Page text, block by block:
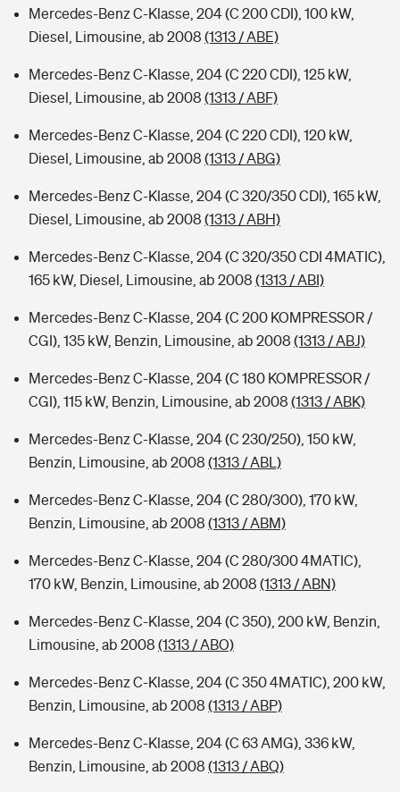
Mercedes-Benz C-Klasse, 204 (C 200 CDI), 100 kW,
Diesel, Limousine, ab 2008 (1313 / ABE)
Mercedes-Benz C-Klasse, 204 (C 220 CDI), 125 kW,
Diesel, Limousine, ab 2008 (1313 / ABF)
Mercedes-Benz C-Klasse, 204 (C 220 CDI), 120 kW,
Diesel, Limousine, ab 2008 (1313 / ABG)
Mercedes-Benz C-Klasse, 204 (C 320/350 CDI), 165 kW,
Diesel, Limousine, ab 2008 (1313 / ABH)
Mercedes-Benz C-Klasse, 204 (C 320/350 CDI 4MATIC),
165 kW, Diesel, Limousine, ab 2008 (1313 / ABI)
Mercedes-Benz C-Klasse, 204 (C 200 KOMPRESSOR /
CGI), 135 kW, Benzin, Limousine, ab 2008 (1313 / ABJ)
Mercedes-Benz C-Klasse, 204 (C 180 KOMPRESSOR /
CGI), 115 kW, Benzin, Limousine, ab 2008 (1313 / ABK)
Mercedes-Benz C-Klasse, 204 (C 230/250), 150 kW,
Benzin, Limousine, ab 2008 (1313 / ABL)
Mercedes-Benz C-Klasse, 204 (C 280/300), 170 kW,
Benzin, Limousine, ab 2008 (1313 / ABM)
Mercedes-Benz C-Klasse, 204 (C 280/300 4MATIC),
170 kW, Benzin, Limousine, ab 2008 (1313 / ABN)
Mercedes-Benz C-Klasse, 204 (C 350), 200 kW, Benzin,
Limousine, ab 2008 (1313 / ABO)
Mercedes-Benz C-Klasse, 204 (C 350 4MATIC), 200 kW,
Benzin, Limousine, ab 2008 (1313 / ABP)
Mercedes-Benz C-Klasse, 204 (C 63 AMG), 336 kW,
Benzin, Limousine, ab 2008 (1313 / ABQ)